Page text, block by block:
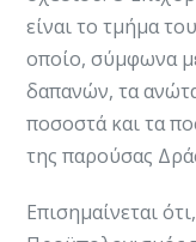
είναι το τμήμα
οποίο, σύμφωνα
δαπανών, τα
ποσοστά και τα
της παρούσας
​Επισημαίνεται